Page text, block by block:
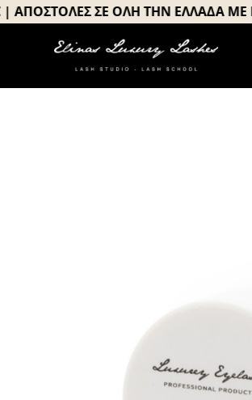
Μετάβαση
στο
περιεχόμενο
ΣΕ ΟΛΗ ΤΗΝ ΕΛΛΑΔΑ ΜΕ